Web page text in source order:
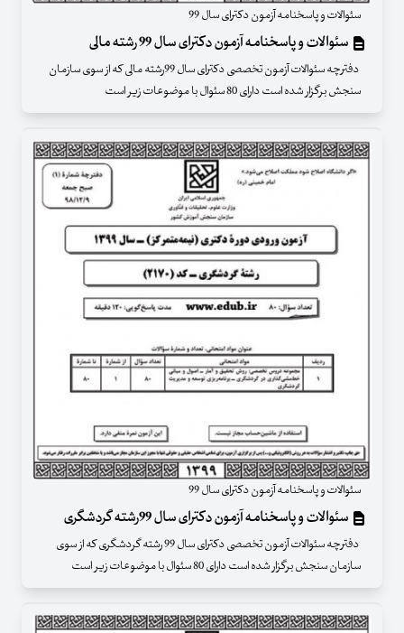
سئوالات و پاسخنامه آزمون دکترای سال 99
سئوالات و پاسخنامه آزمون دکترای سال 99 رشته مالی
دفترچه سئوالات آزمون تخصصی دکترای سال 99رشته مالی که از سوی سازمان
سنجش برگزار شده است دارای 80 سئوال با موضوعات زیر است
سئوالات و پاسخنامه آزمون دکترای سال 99
سئوالات و پاسخنامه آزمون دکترای سال 99رشته گردشگری
دفترچه سئوالات آزمون تخصصی دکترای سال 99 رشته گردشگری که از سوی
سازمان سنجش برگزار شده است دارای 80 سئوال با موضوعات زیر است